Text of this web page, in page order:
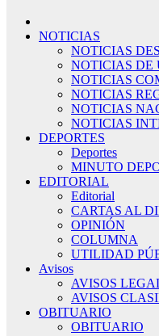
NOTICIAS
NOTICIAS
NOTICIAS DE
NOTICIAS
NOTICIAS
NOTICIAS
NOTICIAS
DEPORTES
Deportes
MINUTO
EDITORIAL
Editorial
CARTAS AL
OPINIÓN
COLUMNA
UTILIDAD
Avisos
AVISOS
AVISOS
OBITUARIO
OBITUARIO